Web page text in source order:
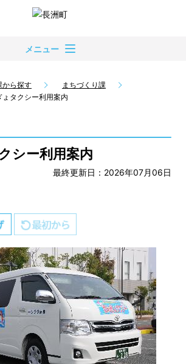
メニュー
から探す
まちづくり課
ょタクシー利用案内
シー利用案内
最終更新日：2026年07月06日